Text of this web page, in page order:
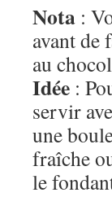
Nota :
avant de
au
Idée :
servir
une
fraîche
le